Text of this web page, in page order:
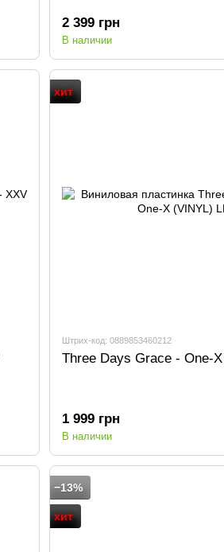
2 399 грн
В наличии
хит
Штрих-код: 0889853460212
Three Days Grace - One-
1 999 грн
В наличии
−13%
хит